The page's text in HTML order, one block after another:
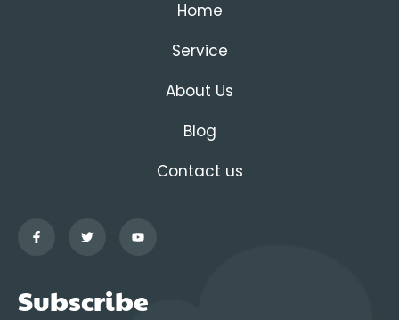
Home
Service
About Us
Blog
Contact us
Subscribe